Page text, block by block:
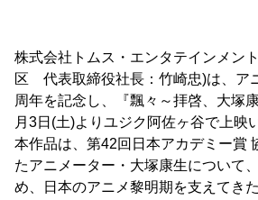
株式会社トムス・エンタテインメン
区 代表取締役社長：竹崎忠)は、ア
周年を記念し、『飄々～拝啓、大塚
月3日(土)よりユジク阿佐ヶ谷で上映
本作品は、第42回日本アカデミー賞
たアニメーター・大塚康生について
め、日本のアニメ黎明期を支えてき